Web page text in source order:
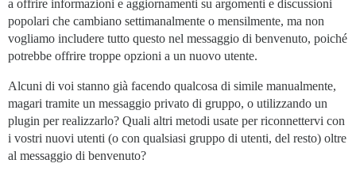
a offrire informazioni e aggiornamenti su argomenti e discussioni
popolari che cambiano settimanalmente o mensilmente, ma non
vogliamo includere tutto questo nel messaggio di benvenuto, poiché
potrebbe offrire troppe opzioni a un nuovo utente.
Alcuni di voi stanno già facendo qualcosa di simile manualmente,
magari tramite un messaggio privato di gruppo, o utilizzando un
plugin per realizzarlo? Quali altri metodi usate per riconnettervi con
i vostri nuovi utenti (o con qualsiasi gruppo di utenti, del resto) oltre
al messaggio di benvenuto?